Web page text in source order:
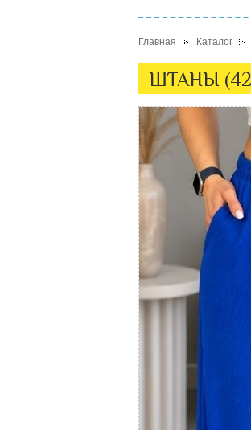
Главная Каталог
ШТАНЫ